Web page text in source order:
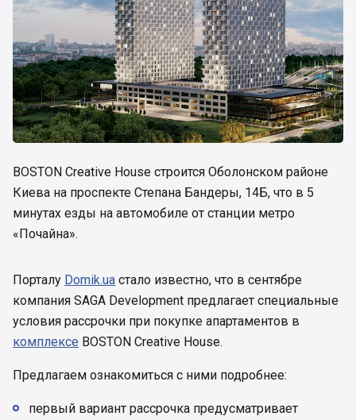
BOSTON Creative House строится Оболонском районе
Киева на проспекте Степана Бандеры, 14Б, что в 5
минутах езды на автомобиле от станции метро
«Почайна».
Порталу Domik.ua стало известно, что в сентябре
компания SAGA Development предлагает специальные
условия рассрочки при покупке апартаментов в
комплексе BOSTON Creative House.
Предлагаем ознакомиться с ними подробнее:
первый вариант рассрочка предусматривает